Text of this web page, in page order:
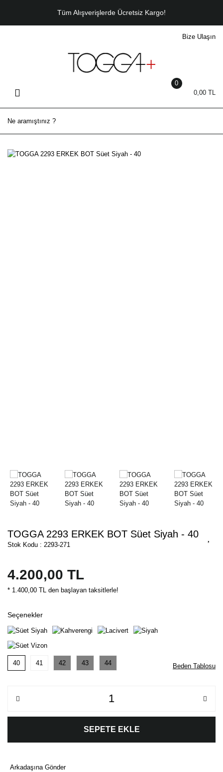
Tüm Alışverişlerde Ücretsiz Kargo!
Bize Ulaşın
0,00 TL
0
TOGGA 2293 ERKEK BOT Süet Siyah - 40
Stok Kodu : 2293-271
4.200,00 TL
* 1.400,00 TL den başlayan taksitlerle!
Seçenekler
40 41 42 43 44 Beden Tablosu
SEPETE EKLE
Arkadaşına Gönder
Klasik